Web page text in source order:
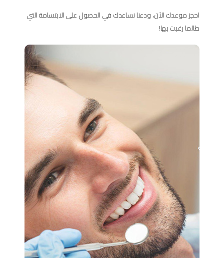
احجز موعدك الآن، ودعنا نساعدك في الحصول على الابتسامة التي
طالما رغبت بها!